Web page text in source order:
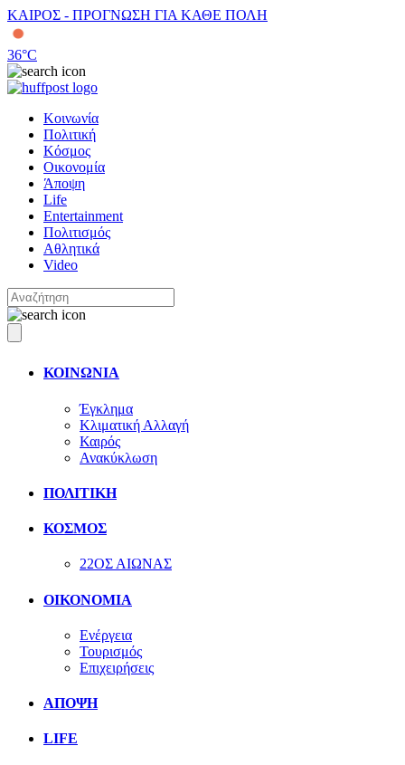
ΚΑΙΡΟΣ - ΠΡΟΓΝΩΣΗ ΓΙΑ ΚΑΘΕ ΠΟΛΗ
36°C
Κοινωνία
Πολιτική
Κόσμος
Οικονομία
Άποψη
Life
Entertainment
Πολιτισμός
Αθλητικά
Video
ΚΟΙΝΩΝΙΑ
Έγκλημα
Κλιματική Αλλαγή
Καιρός
Ανακύκλωση
ΠΟΛΙΤΙΚΗ
ΚΟΣΜΟΣ
22ΟΣ ΑΙΩΝΑΣ
ΟΙΚΟΝΟΜΙΑ
Ενέργεια
Τουρισμός
Επιχειρήσεις
ΑΠΟΨΗ
LIFE